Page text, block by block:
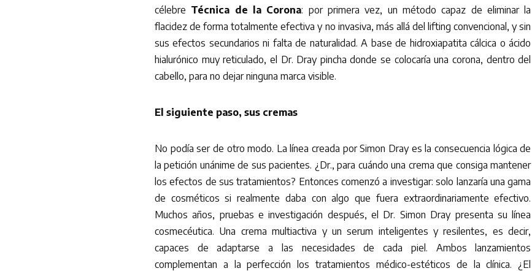
célebre Técnica de la Corona: por primera vez, un método capaz de eliminar la
flacidez de forma totalmente efectiva y no invasiva, más allá del lifting convencional, y sin
sus efectos secundarios ni falta de naturalidad. A base de hidroxiapatita cálcica o ácido
hialurónico muy reticulado, el Dr. Dray pincha donde se colocaría una corona, dentro del
cabello, para no dejar ninguna marca visible.
El siguiente paso, sus cremas
No podía ser de otro modo. La línea creada por Simon Dray es la consecuencia lógica de
la petición unánime de sus pacientes. ¿Dr., para cuándo una crema que consiga mantener
los efectos de sus tratamientos? Entonces comenzó a investigar: solo lanzaría una gama
de cosméticos si realmente daba con algo que fuera extraordinariamente efectivo.
Muchos años, pruebas e investigación después, el Dr. Simon Dray presenta su línea
cosmecéutica. Una crema multiactiva y un serum inteligentes y resilentes, es decir,
capaces de adaptarse a las necesidades de cada piel. Ambos lanzamientos
complementan a la perfección los tratamientos médico-estéticos de la clínica. ¿El